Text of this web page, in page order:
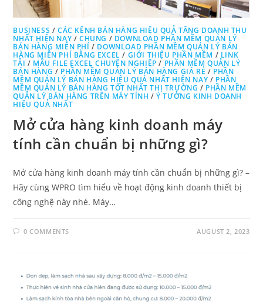
BUSINESS /CÁC KÊNH BÁN HÀNG HIỆU QUẢ TĂNG DOANH THU
NHẤT HIỆN NAY /CHUNG / DOWNLOAD PHẦN MỀM QUẢN LÝ
BÁN HÀNG MIỄN PHÍ / DOWNLOAD PHẦN MỀM QUẢN LÝ BÁN
HÀNG MIỄN PHÍ BẰNG EXCEL / GIỚI THIỆU PHẦN MỀM / LINK
TẢI / MẪU FILE EXCEL CHUYÊN NGHIỆP / PHẦN MỀM QUẢN LÝ
BÁN HÀNG / PHẦN MỀM QUẢN LÝ BÁN HÀNG GIÁ RẺ / PHẦN
MỀM QUẢN LÝ BÁN HÀNG HIỆU QUẢ NHẤT HIỆN NAY / PHẦN
MỀM QUẢN LÝ BÁN HÀNG TỐT NHẤT THỊ TRƯỜNG / PHẦN MỀM
QUẢN LÝ BÁN HÀNG TRÊN MÁY TÍNH /Ý TƯỞNG KINH DOANH
HIỆU QUẢ NHẤT
Mở cửa hàng kinh doanh máy
tính cần chuẩn bị những gì?
Mở cửa hàng kinh doanh máy tính cần chuẩn bị những gì? –
Hãy cùng WPRO tìm hiểu về hoạt động kinh doanh thiết bị
công nghệ này nhé. Máy…
0 COMMENTS AUGUST 2, 2023